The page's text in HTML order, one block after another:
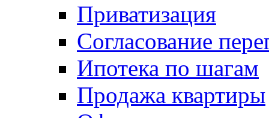
Приватизация
Согласование
Ипотека по шагам
Продажа квартиры